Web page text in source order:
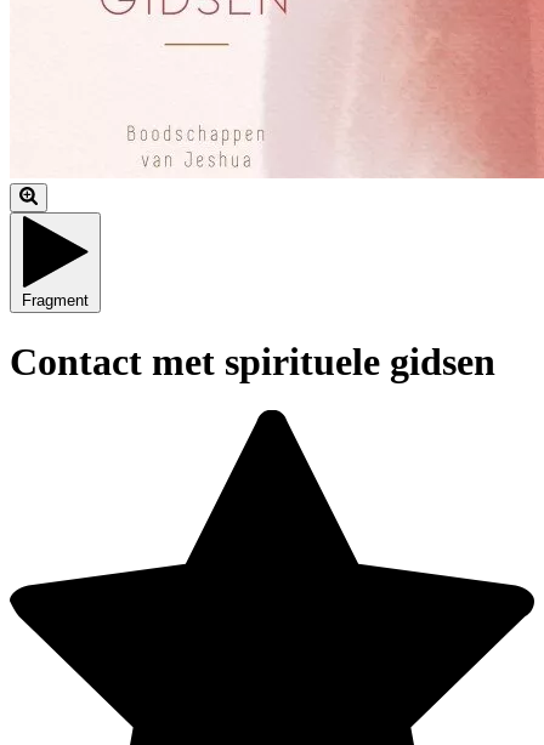
Fragment
Contact met spirituele gidsen